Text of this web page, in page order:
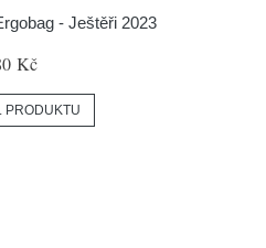
- Ještěři 2023
Kč
PRODUKTU